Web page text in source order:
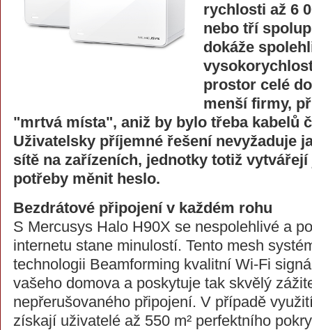
rychlosti až 6
nebo tří
dokáže
prostor celé
menší firmy,
"mrtvá místa", aniž by bylo třeba kabelů
Uživatelsky příjemné řešení nevyžaduje
sítě na zařízeních, jednotky totiž
potřeby měnit heslo.
Bezdrátové připojení v každém rohu
S Mercusys Halo H90X se nespolehlivé a
internetu stane minulostí. Tento mesh
technologii Beamforming kvalitní Wi-Fi
vašeho domova a poskytuje tak skvělý
nepřerušovaného připojení. V případě
získají uživatelé až 550 m² perfektního